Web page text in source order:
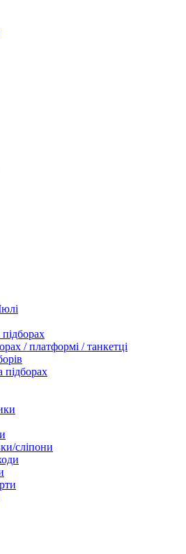
/ платформі / танкетці
сліпони